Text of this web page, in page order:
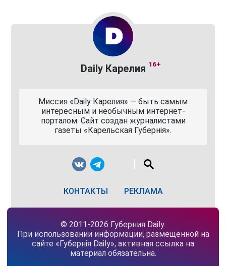
Daily Карелия 16+
Миссия «Daily Карелия» — быть самым
интересным и необычным интернет-
порталом. Сайт создан журналистами
газеты «Карельская Губернiя».
КОНТАКТЫ РЕКЛАМА
© 2011-2026 Губерния Daily.
При использовании информации, размещенной на
сайте «Губернiя Daily», активная ссылка на
материал обязательна.